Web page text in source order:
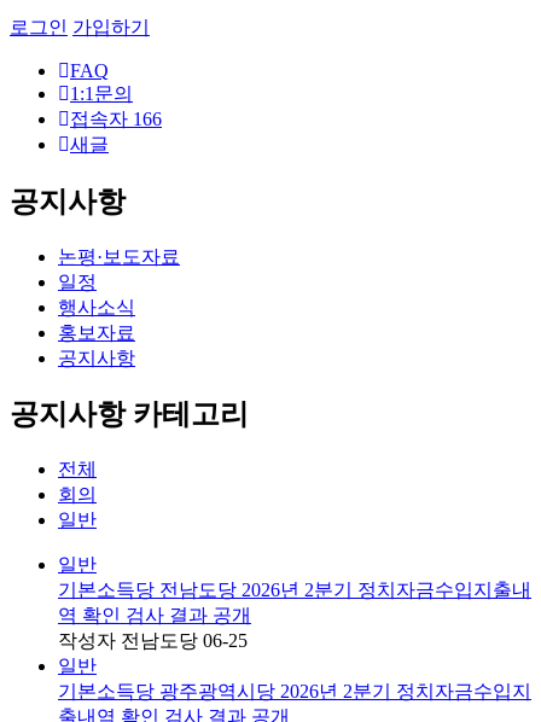
로그인 가입하기
FAQ
1:1문의
접속자 166
새글
공지사항
논평·보도자료
일정
행사소식
홍보자료
공지사항
공지사항 카테고리
전체
회의
일반
일반
기본소득당 전남도당 2026년 2분기 정치자금수입지출내
역 확인 검사 결과 공개
작성자 전남도당 06-25
일반
기본소득당 광주광역시당 2026년 2분기 정치자금수입지
출내역 확인 검사 결과 공개